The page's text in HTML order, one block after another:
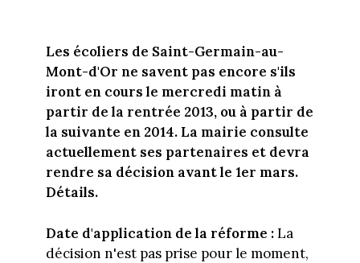
Les écoliers de Saint-Germain-au-
Mont-d'Or ne savent pas encore s'ils
iront en cours le mercredi matin à
partir de la rentrée 2013, ou à partir de
la suivante en 2014. La mairie consulte
actuellement ses partenaires et devra
rendre sa décision avant le 1er mars.
Détails.
Date d'application de la réforme :La
décision n'est pas prise pour le moment,